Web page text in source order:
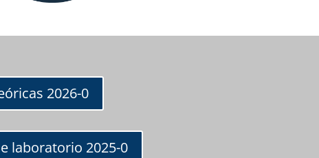
2026-0
laboratorio 2025-0